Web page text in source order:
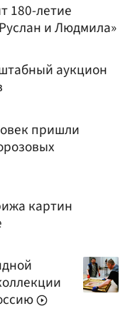
180-летие
и Людмила»
аукцион
пришли
картин